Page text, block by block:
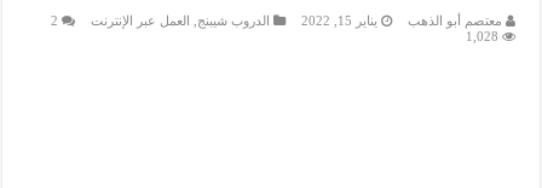
معتصم أبو الذهب يناير 15, 2022 الدروب شيبنج العمل عبر الإنترنت
2
1,028